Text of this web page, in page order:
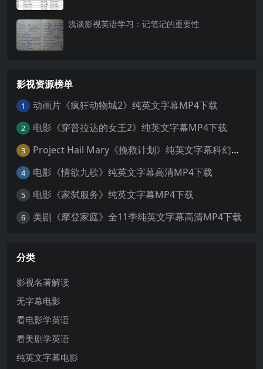
浅谈影视英语学习：记笔记的重要性
影视资源榜单
1 动画片《疯狂动物城2》纯英文字幕MP4下载
2 电影《穿普拉达的女王2》纯英文字幕MP4下载
3 Project Hail Mary《挽救计划》纯英文字幕科幻电影MP4下载
4 电影《情欲九歌》纯英文字幕高清MP4下载
5 电影《家弑服务》纯英文字幕MP4下载
6 美剧《摩登家庭》全11季纯英文字幕高清MP4下载
分类
影视名著解读
无字幕电影
看电影学英语
看美剧学英语
纯英文字幕电影